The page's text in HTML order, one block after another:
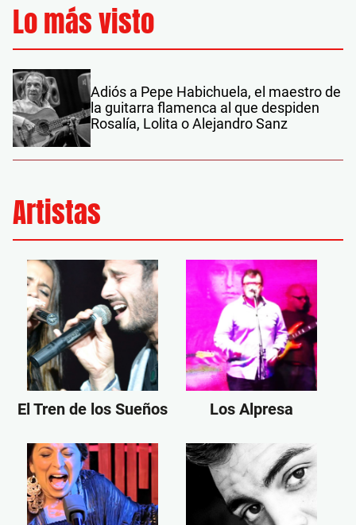
Lo más visto
Adiós a Pepe Habichuela, el maestro de
la guitarra flamenca al que despiden
Rosalía, Lolita o Alejandro Sanz
Artistas
El Tren de los Sueños Los Alpresa